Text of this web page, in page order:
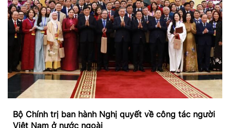
Bộ Chính trị ban hành Nghị quyết về công tác người
Việt Nam ở nước ngoài